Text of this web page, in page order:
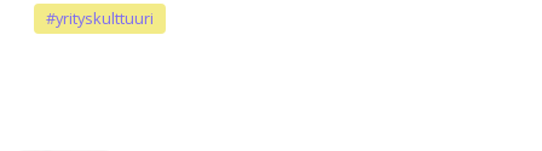
#yrityskulttuuri